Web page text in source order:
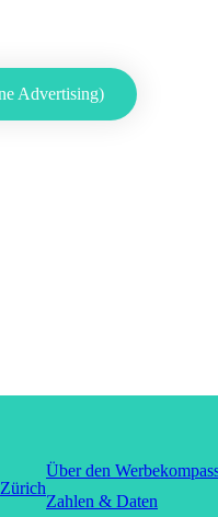
Advertising)
Über den
Zahlen & Daten